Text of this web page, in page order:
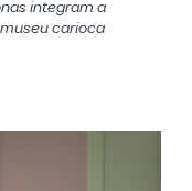
integram a
carioca